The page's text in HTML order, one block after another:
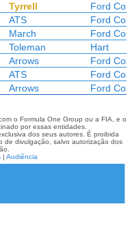
Tyrrell
Ford
ATS
Ford
March
Ford
Toleman
Hart
Arrows
Ford
ATS
Ford
Arrows Ford
o Formula One Group ou a FIA, e o
por essas entidades.
dos seus autores. É proibida
de divulgação, salvo autorização dos
| Audiência